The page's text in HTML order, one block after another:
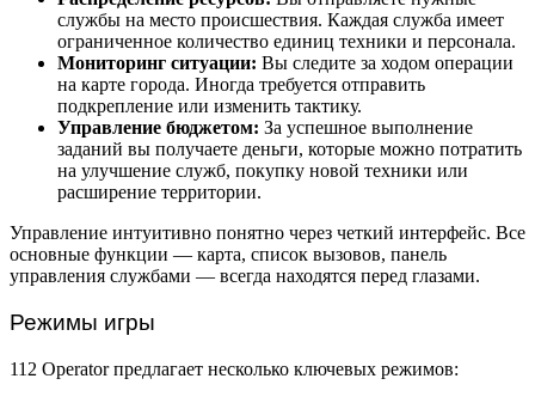
службы на место происшествия. Каждая служба имеет
ограниченное количество единиц техники и персонала.
Мониторинг ситуации: Вы следите за ходом операции
на карте города. Иногда требуется отправить
подкрепление или изменить тактику.
Управление бюджетом: За успешное выполнение
заданий вы получаете деньги, которые можно потратить
на улучшение служб, покупку новой техники или
расширение территории.
Управление интуитивно понятно через четкий интерфейс. Все
основные функции — карта, список вызовов, панель
управления службами — всегда находятся перед глазами.
Режимы игры
112 Operator предлагает несколько ключевых режимов: